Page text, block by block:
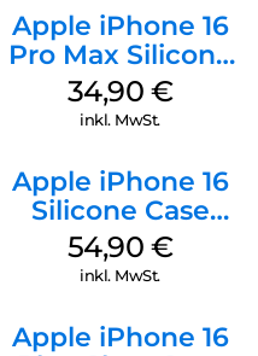
Apple iPhone 16
Pro Max Silicone
Case MagSafe
Denim
34,90 €
inkl. MwSt.
Apple iPhone 16
Silicone Case
MagSafe Lake
Green
54,90 €
inkl. MwSt.
Apple iPhone 16